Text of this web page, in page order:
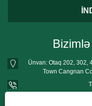
Ünvan: Otaq 202, 302,
Town Cangnan